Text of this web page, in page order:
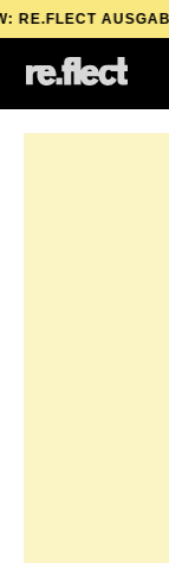
AUSGABE #120 –
AUSGABE #120 –